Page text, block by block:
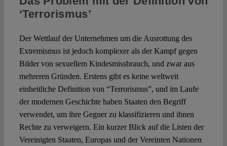
‘Terrorismus’
Der Wettlauf der Unternehmen um die Ausrottung des
Extremismus ist jedoch komplexer als der Kampf gegen
Bilder von sexuellem Kindesmissbrauch, und zwar aus
mehreren Gründen. Erstens gibt es keine weltweit
einheitliche Definition von “Terrorismus”, und im Laufe
der modernen Geschichte haben Staaten den Begriff
verwendet, um ihre Gegner zu klassifizieren und ihnen
Rechte zu verweigern. Ein kurzer Blick auf die Listen der
Vereinigten Staaten, Europas und der Vereinten Nationen